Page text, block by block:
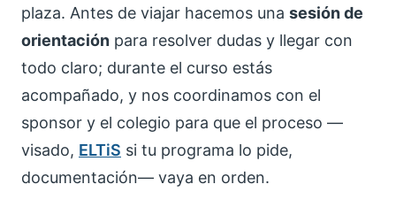
plaza. Antes de viajar hacemos una sesión de
orientación para resolver dudas y llegar con
todo claro; durante el curso estás
acompañado, y nos coordinamos con el
sponsor y el colegio para que el proceso —
visado, ELTiS si tu programa lo pide,
documentación— vaya en orden.